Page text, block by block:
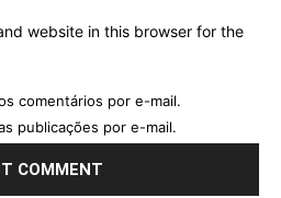
website in this browser for the
comentários por e-mail.
publicações por e-mail.